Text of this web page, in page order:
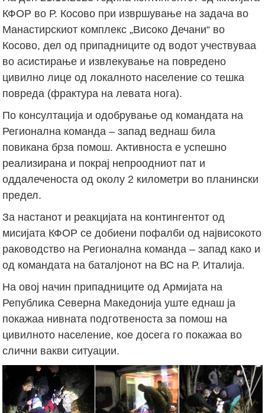
КФОР во Р. Косово при извршување на задача во
Манастирскиот комплекс „Високо Дечани“ во
Косово, дел од припадниците од водот учествуваа
во асистирање и извлекување на повредено
цивилно лице од локалното население со тешка
повреда (фрактура на левата нога).
По консултација и одобрување од командата на
Регионална команда – запад веднаш била
повикана брза помош. Активноста е успешно
реализирана и покрај непроодниот пат и
оддалеченоста од околу 2 километри во планински
предел.
За настанот и реакцијата на контингентот од
мисијата КФОР се добиени пофалби од највисокото
раководство на Регионална команда – запад како и
од командата на баталјонот на ВС на Р. Италија.
На овој начин припадниците од Армијата на
Република Северна Македонија уште еднаш ја
покажаа нивната подготвеноста за помош на
цивилното население, кое досега го покажаа во
слични вакви ситуации.